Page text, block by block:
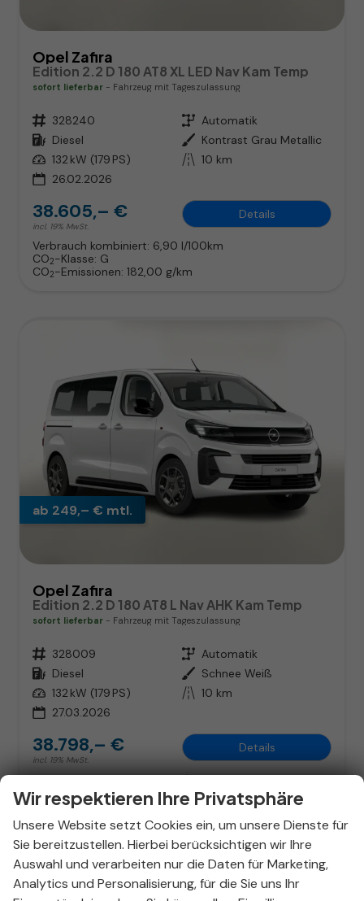
Opel Zafira
Edition 2.2 D 180 AT8 XL LED Nav Kam Temp
sofort lieferbar Fahrzeug mit Tageszulassung
Fahrzeugnr. 328240 Getriebe Automatik
Kraftstoff Diesel Außenfarbe Kontrast Grau Metallic
Leistung 132 kW (179 PS) Kilometerstand 10 km
26.02.2026
38.605,– €
incl. 19% MwSt.
Details
Verbrauch kombiniert: 6,90 l/100km
CO2-Klasse: G
CO2-Emissionen: 182,00 g/km
ab 249,– € mtl.
Opel Zafira
Edition 2.2 D 180 AT8 L Nav AHK Kam Temp
sofort lieferbar Fahrzeug mit Tageszulassung
Fahrzeugnr. 328009 Getriebe Automatik
Kraftstoff Diesel Außenfarbe Schnee Weiß
Leistung 132 kW (179 PS) Kilometerstand 10 km
27.03.2026
38.798,– €
incl. 19% MwSt.
Details
Verbrauch kombiniert:6,90 l/100km
CO2-Klasse: G
CO 2-Emissionen:181,00 g/km
Wir respektieren Ihre Privatsphäre
Unsere Website setzt Cookies ein, um unsere Dienste für
Sie bereitzustellen. Hierbei berücksichtigen wir Ihre
Auswahl und verarbeiten nur die Daten für Marketing,
Analytics und Personalisierung, für die Sie uns Ihr